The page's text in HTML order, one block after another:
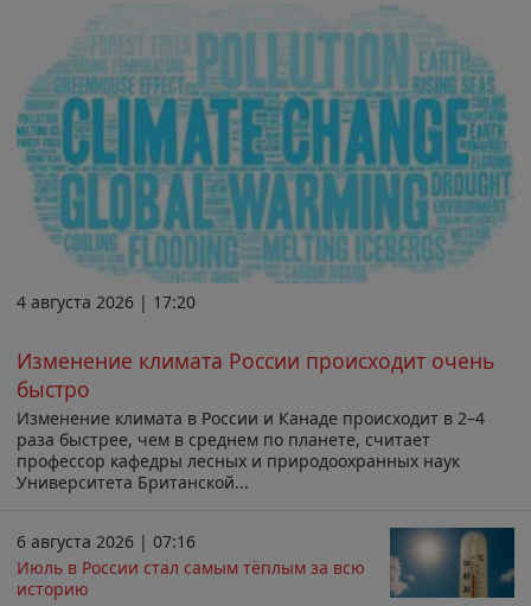
4 августа 2026 | 17:20
Изменение климата России происходит очень
быстро
Изменение климата в России и Канаде происходит в 2–4
раза быстрее, чем в среднем по планете, считает
профессор кафедры лесных и природоохранных наук
Университета Британской...
6 августа 2026 | 07:16
Июль в России стал самым тёплым за всю
историю